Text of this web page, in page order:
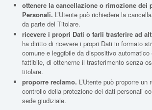
ottenere la cancellazione o rimozione dei
Personali. L’Utente può richiedere la
da parte del Titolare.
ricevere i propri Dati o farli trasferire ad
ha diritto di ricevere i propri Dati in formato
comune e leggibile da dispositivo
fattibile, di ottenerne il trasferimento senza
titolare.
proporre reclamo. L’Utente può proporre un
controllo della protezione dei dati personali
sede giudiziale.